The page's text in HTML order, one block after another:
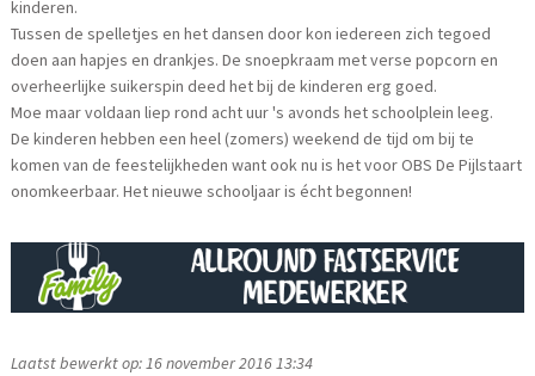
kinderen.
Tussen de spelletjes en het dansen door kon iedereen zich tegoed
doen aan hapjes en drankjes. De snoepkraam met verse popcorn en
overheerlijke suikerspin deed het bij de kinderen erg goed.
Moe maar voldaan liep rond acht uur 's avonds het schoolplein leeg.
De kinderen hebben een heel (zomers) weekend de tijd om bij te
komen van de feestelijkheden want ook nu is het voor OBS De Pijlstaart
onomkeerbaar. Het nieuwe schooljaar is écht begonnen!
Laatst bewerkt op: 16 november 2016 13:34